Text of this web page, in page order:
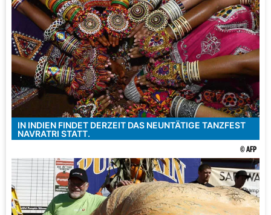
IN INDIEN FINDET DERZEIT DAS NEUNTÄTIGE TANZFEST
NAVRATRI STATT.
© AFP